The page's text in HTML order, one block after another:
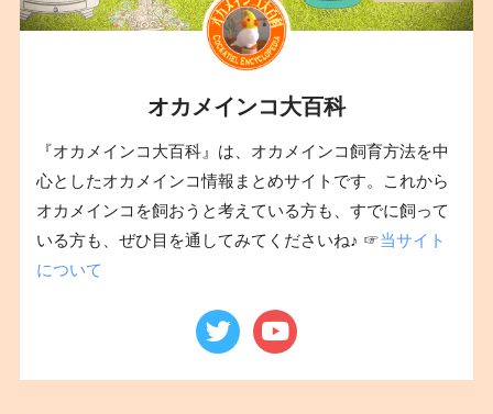
オカメインコ大百科
『オカメインコ大百科』は、オカメインコ飼育方法を中
心としたオカメインコ情報まとめサイトです。これから
オカメインコを飼おうと考えている方も、すでに飼って
いる方も、ぜひ目を通してみてくださいね♪ ☞当サイト
について